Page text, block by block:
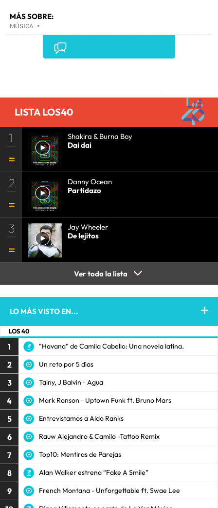
MÁS SOBRE:
MÚSICA •
LISTA LOS40
1
Shakira & Burna Boy
Dai dai
2
Danny Ocean
Partidazo
3
Jay Wheeler
De lejitos
Ver toda la lista
LO MÁS VISTO EN...
LOS 40
1 "Havana" de Camila Cabello: Una novela latina.
2 Un reto por 5 días
3 Tainy, J Balvin - Agua
4 Mark Ronson - Uptown Funk ft. Bruno Mars
5 Entrevistamos a Aldo Ranks
6 Rauw Alejandro & Camilo -Tattoo Remix
7 Top10: Mentiras de Parejas
8 Alan Walker estrena “Fake A Smile”
9 French Montana - Unforgettable ft. Swae Lee